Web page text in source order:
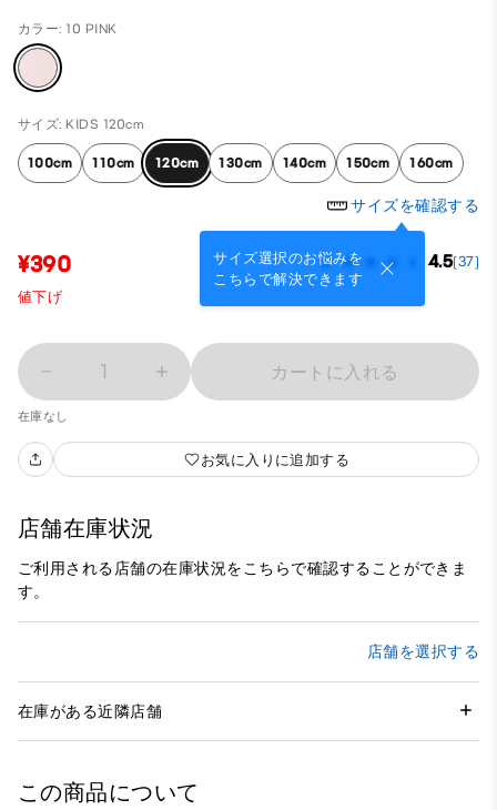
カラー: 10 PINK
サイズ: KIDS 120cm
100cm 110cm 120cm 130cm 140cm 150cm 160cm
サイズを確認する
サイズ選択のお悩みを
こちらで解決できます
¥390 4.5(37)
値下げ
1 カートに入れる
在庫なし
お気に入りに追加する
店舗在庫状況
ご利用される店舗の在庫状況をこちらで確認することができま
す。
店舗を選択する
在庫がある近隣店舗
この商品について